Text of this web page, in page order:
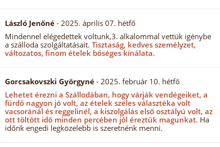
László Jenőné - 2025. április 07. hétfő
Mindennel elégedettek voltunk,3. alkalommal vettük igénybe
a szálloda szolgáltatásait. Tisztaság, kedves személyzet,
változatos, finom ételek bőséges kínálata.
Gorcsakovszki Györgyné - 2025. február 10. hétfő
Lehetet érezni a Szállodában, hogy várják vendégeiket, a
fürdő nagyon jó volt, az ételek széles választéka volt
vacsoránál és reggelinél, a kiszolgálás első osztályú volt, az
ott töltött idő minden percében jól éreztük magunkat. Ha
időnk engedi legközelebb is szeretnénk menni.